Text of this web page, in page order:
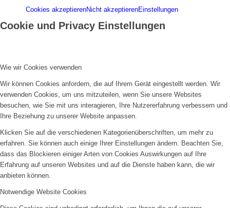
Cookies akzeptierenNicht akzeptierenEinstellungen
Cookie und Privacy Einstellungen
Wie wir Cookies verwenden
Wir können Cookies anfordern, die auf Ihrem Gerät eingestellt werden. Wir
verwenden Cookies, um uns mitzuteilen, wenn Sie unsere Websites
besuchen, wie Sie mit uns interagieren, Ihre Nutzererfahrung verbessern und
Ihre Beziehung zu unserer Website anpassen.
Klicken Sie auf die verschiedenen Kategorienüberschriften, um mehr zu
erfahren. Sie können auch einige Ihrer Einstellungen ändern. Beachten Sie,
dass das Blockieren einiger Arten von Cookies Auswirkungen auf Ihre
Erfahrung auf unseren Websites und auf die Dienste haben kann, die wir
anbieten können.
Notwendige Website Cookies